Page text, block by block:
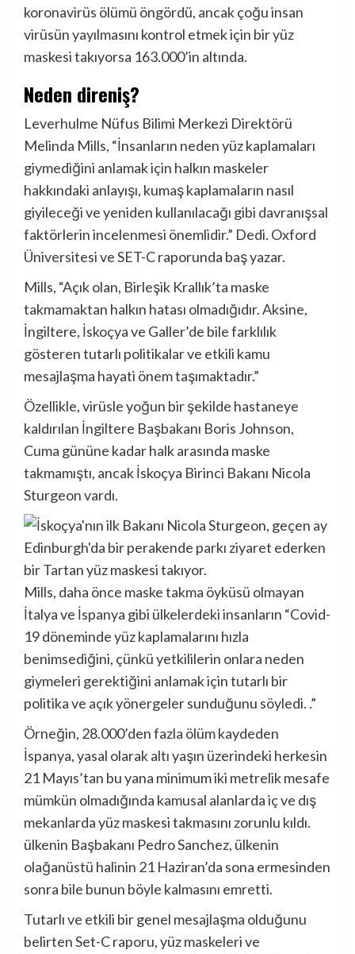
koronavirüs ölümü öngördü, ancak çoğu insan
virüsün yayılmasını kontrol etmek için bir yüz
maskesi takıyorsa 163.000’in altında.
Neden direniş?
Leverhulme Nüfus Bilimi Merkezi Direktörü
Melinda Mills, “İnsanların neden yüz kaplamaları
giymediğini anlamak için halkın maskeler
hakkındaki anlayışı, kumaş kaplamaların nasıl
giyileceği ve yeniden kullanılacağı gibi davranışsal
faktörlerin incelenmesi önemlidir.” Dedi. Oxford
Üniversitesi ve SET-C raporunda baş yazar.
Mills, “Açık olan, Birleşik Krallık’ta maske
takmamaktan halkın hatası olmadığıdır. Aksine,
İngiltere, İskoçya ve Galler’de bile farklılık
gösteren tutarlı politikalar ve etkili kamu
mesajlaşma hayati önem taşımaktadır.”
Özellikle, virüsle yoğun bir şekilde hastaneye
kaldırılan İngiltere Başbakanı Boris Johnson,
Cuma gününe kadar halk arasında maske
takmamıştı, ancak İskoçya Birinci Bakanı Nicola
Sturgeon vardı.
Mills, daha önce maske takma öyküsü olmayan
İtalya ve İspanya gibi ülkelerdeki insanların “Covid-
19 döneminde yüz kaplamalarını hızla
benimsediğini, çünkü yetkililerin onlara neden
giymeleri gerektiğini anlamak için tutarlı bir
politika ve açık yönergeler sunduğunu söyledi. .”
Örneğin, 28.000’den fazla ölüm kaydeden
İspanya, yasal olarak altı yaşın üzerindeki herkesin
21 Mayıs’tan bu yana minimum iki metrelik mesafe
mümkün olmadığında kamusal alanlarda iç ve dış
mekanlarda yüz maskesi takmasını zorunlu kıldı.
ülkenin Başbakanı Pedro Sanchez, ülkenin
olağanüstü halinin 21 Haziran’da sona ermesinden
sonra bile bunun böyle kalmasını emretti.
Tutarlı ve etkili bir genel mesajlaşma olduğunu
belirten Set-C raporu, yüz maskeleri ve